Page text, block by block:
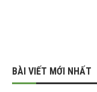
BÀI VIẾT MỚI NHẤT